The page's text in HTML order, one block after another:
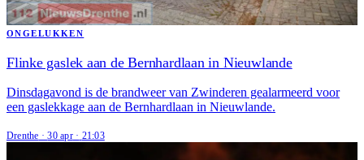
ONGELUKKEN
Flinke gaslek aan de Bernhardlaan in Nieuwlande
Dinsdagavond is de brandweer van Zwinderen gealarmeerd voor
een gaslekkage aan de Bernhardlaan in Nieuwlande.
Drenthe ·30 apr· 21:03